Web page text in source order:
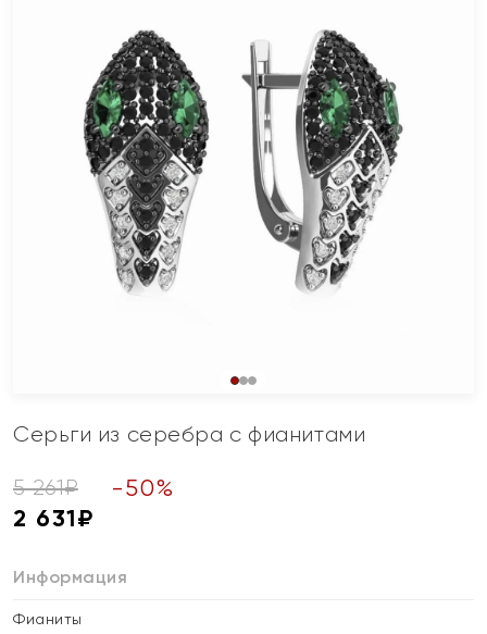
Серьги из серебра с фианитами
5 261₽ -50%
2 631₽
Информация
Фианиты